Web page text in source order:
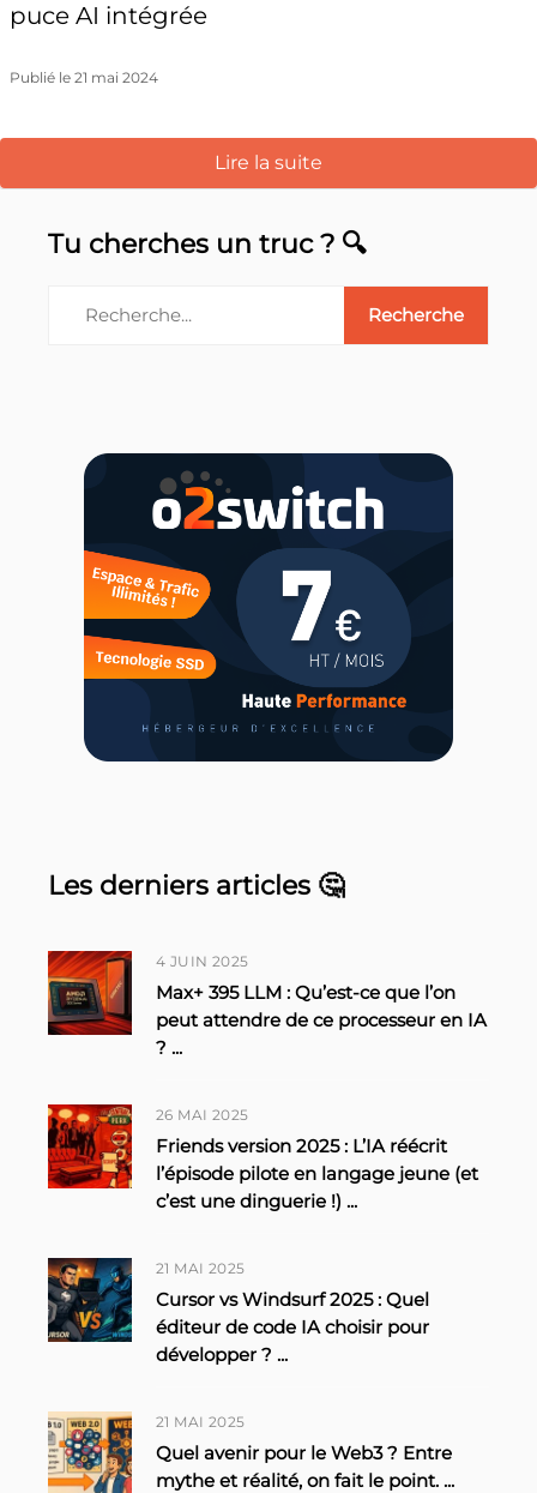
puce AI intégrée
Publié le 21 mai 2024
Lire la suite
Tu cherches un truc ? 🔍
Les derniers articles 🤔
4 JUIN 2025
Max+ 395 LLM : Qu’est-ce que l’on
peut attendre de ce processeur en IA
? ...
26 MAI 2025
Friends version 2025 : L’IA réécrit
l’épisode pilote en langage jeune (et
c’est une dinguerie !) ...
21 MAI 2025
Cursor vs Windsurf 2025 : Quel
éditeur de code IA choisir pour
développer ? ...
21 MAI 2025
Quel avenir pour le Web3 ? Entre
mythe et réalité, on fait le point. ...